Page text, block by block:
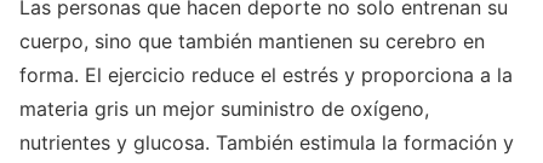
Las personas que hacen deporte no solo entrenan su
cuerpo, sino que también mantienen su cerebro en
forma. El ejercicio reduce el estrés y proporciona a la
materia gris un mejor suministro de oxígeno,
nutrientes y glucosa. También estimula la formación y